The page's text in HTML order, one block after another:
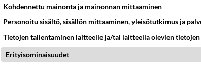
Kohdennettu mainonta ja mainonnan mittaaminen
Personoitu sisältö, sisällön mittaaminen, yleisötutkimus ja
Tietojen tallentaminen laitteelle ja/tai laitteella olevien
Erityisominaisuudet